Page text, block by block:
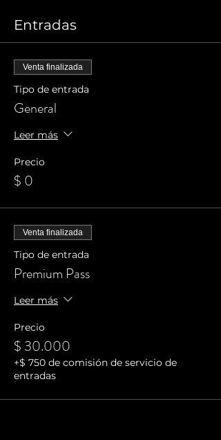
Entradas
Venta finalizada
Tipo de entrada
General
Leer más
Precio
$ 0
Venta finalizada
Tipo de entrada
Premium Pass
Leer más
Precio
$ 30.000
+$ 750 de comisión de servicio de
entradas